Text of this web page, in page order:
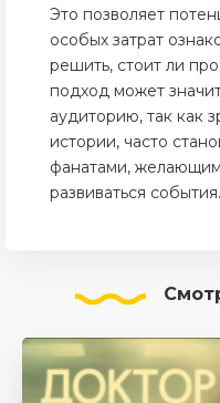
Это позволяет
особых затрат
решить, стоит ли
подход может
аудиторию, так как
истории, часто
фанатами,
развиваться события.